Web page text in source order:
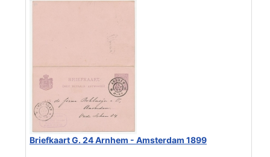
Briefkaart G. 24 Arnhem - Amsterdam 1899